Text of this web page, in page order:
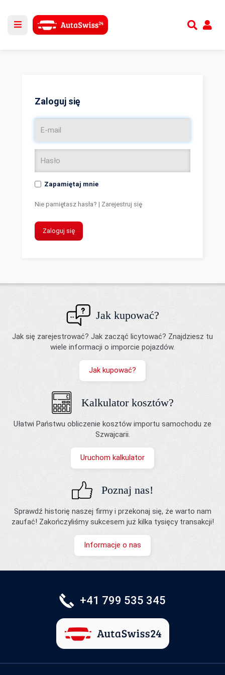
Zaloguj się
Zapamiętaj mnie
Nie pamiętasz hasła? | Zarejestruj się
Zaloguj się
Jak kupować?
Jak się zarejestrować? Jak zacząć licytować? Znajdziesz tu
wiele informacji o imporcie pojazdów.
Jak kupować?
Kalkulator kosztów?
Ułatwi Państwu obliczenie kosztów importu samochodu ze
Szwajcarii.
Uruchom kalkulator
Poznaj nas!
Sprawdź historię naszej firmy i przekonaj się, że warto nam
zaufać! Zakończyliśmy sukcesem już kilka tysięcy transakcji!
Informacje o nas
+41 799 535 345